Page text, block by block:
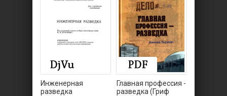
Инженерная
разведка
Главная профессия -
разведка (Гриф